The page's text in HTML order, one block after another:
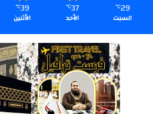
29
℃
السبت
37
℃
الأحد
39
℃
الأثنين